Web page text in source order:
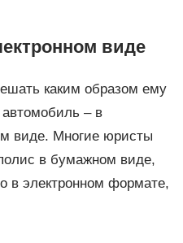
виде
каким образом ему
– в
виде. Многие юристы
в бумажном виде,
в электронном формате,